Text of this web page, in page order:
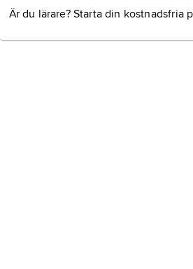
Är du lärare? Starta din kostnadsfria